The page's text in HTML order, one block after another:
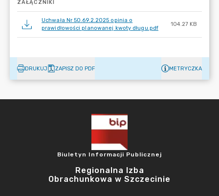
ZAŁĄCZNIKI
Uchwała Nr 50.69.2.2025 opinia o
prawidłowości planowanej kwoty długu.pdf
104.27 KB
DRUKUJ ZAPISZ DO PDF METRYCZKA
Biuletyn Informacji Publicznej
Regionalna Izba
Obrachunkowa w Szczecinie